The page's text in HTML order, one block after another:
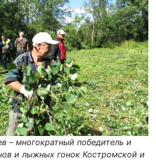
– многократный победитель и
и лыжных гонок Костромской и